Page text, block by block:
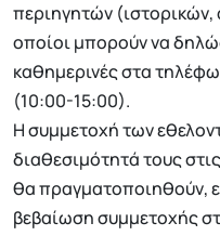
περιηγητών (ιστορικών,
οποίοι μπορούν να
καθημερινές στα
(10:00-15:00).
Η συμμετοχή των
διαθεσιμότητά τους
θα πραγματοποιηθούν,
βεβαίωση συμμετοχής